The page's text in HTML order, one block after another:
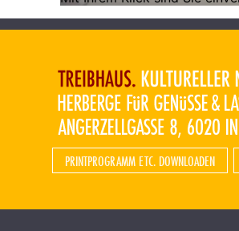
PRINTPROGRAMM ETC. DOWNLOADEN